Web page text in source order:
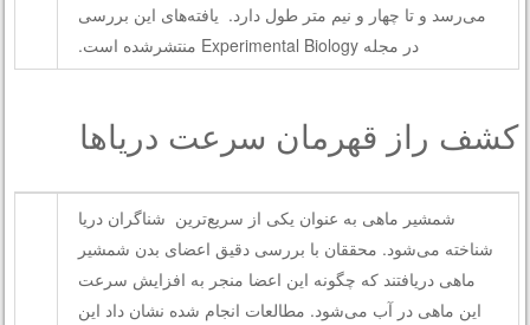
می‌رسد و تا چهار و نیم متر طول دارد. یافته‌های این بررسی
در مجله Experimental Biology منتشرشده است.
کشف راز قهرمان سرعت دریاها
شمشیر ماهی به عنوان یکی از سریع‌ترین شناگران دریا
شناخته می‌شود. محققان با بررسی دقیق اعضای بدن شمشیر
ماهی دریافتند که چگونه این اعضا منجر به افزایش سرعت
این ماهی در آب می‌شود. مطالعات انجام شده نشان داد این